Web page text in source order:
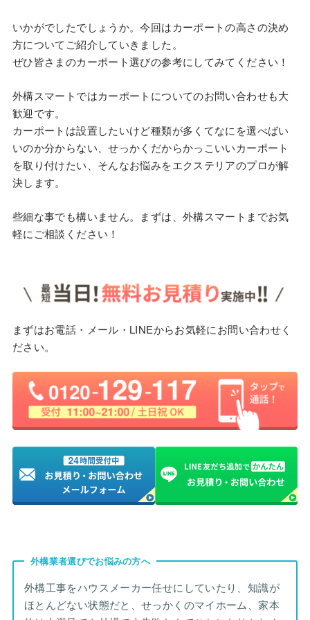
いかがでしたでしょうか。今回はカーポートの高さの決め
方についてご紹介していきました。
ぜひ皆さまのカーポート選びの参考にしてみてください！
外構スマートではカーポートについてのお問い合わせも大
歓迎です。
カーポートは設置したいけど種類が多くてなにを選べばい
いのか分からない、せっかくだからかっこいいカーポート
を取り付けたい、そんなお悩みをエクステリアのプロが解
決します。
些細な事でも構いません。まずは、外構スマートまでお気
軽にご相談ください！
まずはお電話・メール・LINEからお気軽にお問い合わせく
ださい。
外構業者選びでお悩みの方へ
外構工事をハウスメーカー任せにしていたり、知識が
ほとんどない状態だと、せっかくのマイホーム、家本